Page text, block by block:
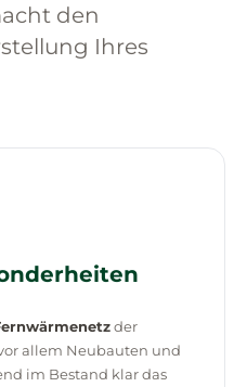
den
Ihres
der
allem Neubauten und
im Bestand klar das